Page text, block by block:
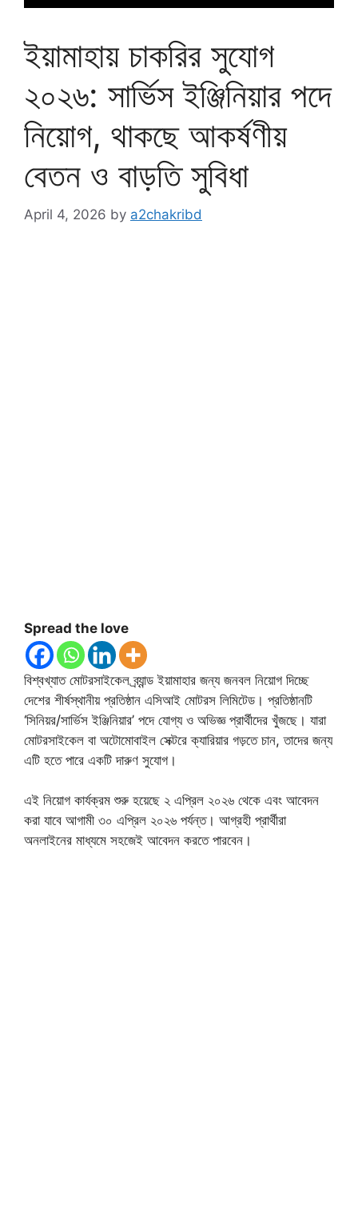
ইয়ামাহায় চাকরির সুযোগ
২০২৬: সার্ভিস ইঞ্জিনিয়ার পদে
নিয়োগ, থাকছে আকর্ষণীয়
বেতন ও বাড়তি সুবিধা
April 4, 2026 by a2chakribd
Spread the love
বিশ্বখ্যাত মোটরসাইকেল ব্র্যান্ড ইয়ামাহার জন্য জনবল নিয়োগ দিচ্ছে
দেশের শীর্ষস্থানীয় প্রতিষ্ঠান এসিআই মোটরস লিমিটেড। প্রতিষ্ঠানটি
‘সিনিয়র/সার্ভিস ইঞ্জিনিয়ার’ পদে যোগ্য ও অভিজ্ঞ প্রার্থীদের খুঁজছে। যারা
মোটরসাইকেল বা অটোমোবাইল সেক্টরে ক্যারিয়ার গড়তে চান, তাদের জন্য
এটি হতে পারে একটি দারুণ সুযোগ।
এই নিয়োগ কার্যক্রম শুরু হয়েছে ২ এপ্রিল ২০২৬ থেকে এবং আবেদন
করা যাবে আগামী ৩০ এপ্রিল ২০২৬ পর্যন্ত। আগ্রহী প্রার্থীরা
অনলাইনের মাধ্যমে সহজেই আবেদন করতে পারবেন।